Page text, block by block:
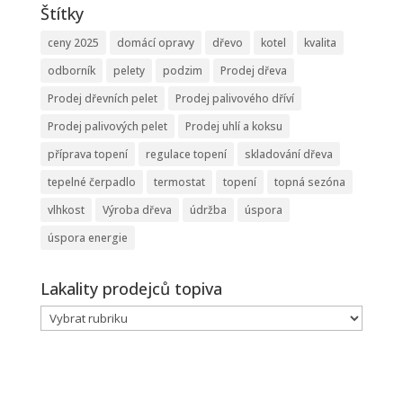
Štítky
ceny 2025 domácí opravy dřevo kotel
kvalita
odborník
pelety podzim
Prodej dřeva
Prodej dřevních pelet
Prodej palivového dříví
Prodej palivových pelet
Prodej uhlí a koksu
příprava topení
regulace topení
skladování dřeva
tepelné čerpadlo
termostat topení
topná sezóna
vlhkost
Výroba dřeva údržba
úspora
úspora energie
Lakality prodejců topiva
Lakality
prodejců